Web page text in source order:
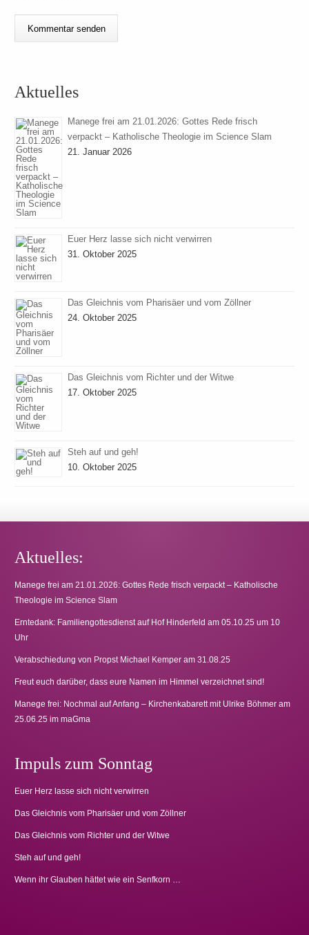
Aktuelles
Manege frei am 21.01.2026: Gottes Rede frisch
verpackt – Katholische Theologie im Science Slam
21. Januar 2026
Euer Herz lasse sich nicht verwirren
31. Oktober 2025
Das Gleichnis vom Pharisäer und vom Zöllner
24. Oktober 2025
Das Gleichnis vom Richter und der Witwe
17. Oktober 2025
Steh auf und geh!
10. Oktober 2025
Aktuelles:
Manege frei am 21.01.2026: Gottes Rede frisch verpackt – Katholische
Theologie im Science Slam
Erntedank: Familiengottesdienst auf Hof Hinderfeld am 05.10.25 um 10
Uhr
Verabschiedung von Propst Michael Kemper am 31.08.25
Freut euch darüber, dass eure Namen im Himmel verzeichnet sind!
Manege frei: Nochmal auf Anfang – Kirchenkabarett mit Ulrike Böhmer am
25.06.25 im maGma
Impuls zum Sonntag
Euer Herz lasse sich nicht verwirren
Das Gleichnis vom Pharisäer und vom Zöllner
Das Gleichnis vom Richter und der Witwe
Steh auf und geh!
Wenn ihr Glauben hättet wie ein Senfkorn …